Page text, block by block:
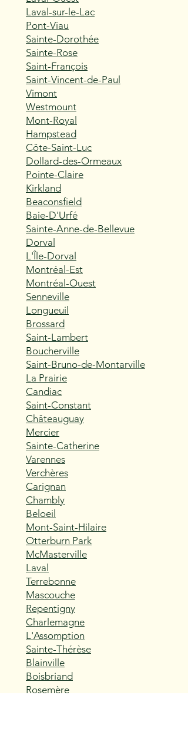
Laval-sur-le-Lac
Pont-Viau
Sainte-Dorothée
Sainte-Rose
Saint-François
Saint-Vincent-de-Paul
Vimont
Westmount
Mont-Royal
Hampstead
Côte-Saint-Luc
Dollard-des-Ormeaux
Pointe-Claire
Kirkland
Beaconsfield
Baie-D'Urfé
Sainte-Anne-de-Bellevue
Dorval
L'Île-Dorval
Montréal-Est
Montréal-Ouest
Senneville
Longueuil
Brossard
Saint-Lambert
Boucherville
Saint-Bruno-de-Montarville
La Prairie
Candiac
Saint-Constant
Châteauguay
Mercier
Sainte-Catherine
Varennes
Verchères
Carignan
Chambly
Beloeil
Mont-Saint-Hilaire
Otterburn Park
McMasterville
Laval
Terrebonne
Mascouche
Repentigny
Charlemagne
L'Assomption
Sainte-Thérèse
Blainville
Boisbriand
Rosemère